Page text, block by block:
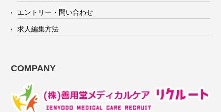
エントリー・問い合わせ
求人編集方法
COMPANY